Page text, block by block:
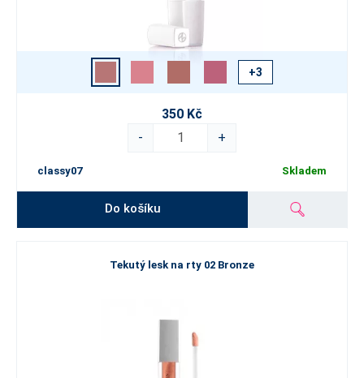
+3
350 Kč
-
+
classy07 Skladem
Do košíku
Tekutý lesk na rty 02 Bronze